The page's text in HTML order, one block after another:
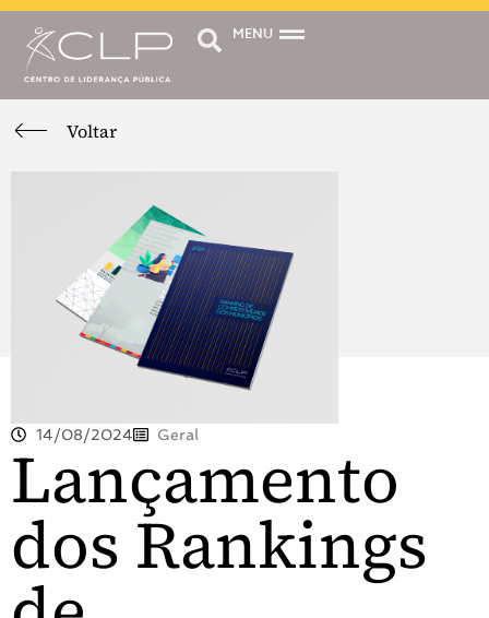
MENU
Voltar
14/08/2024 Geral
Lançamento
dos Rankings